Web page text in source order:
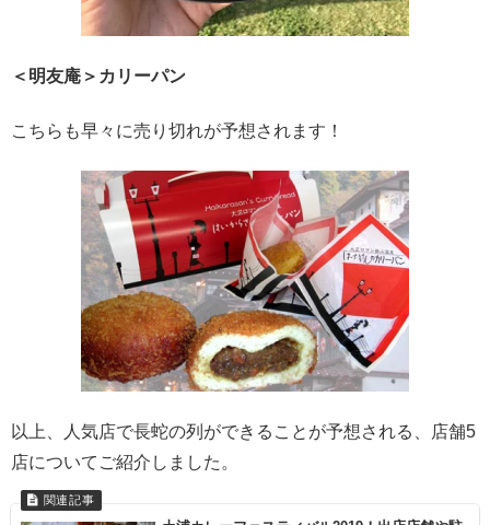
＜明友庵＞カリーパン
こちらも早々に売り切れが予想されます！
以上、人気店で長蛇の列ができることが予想される、店舗5
店についてご紹介しました。